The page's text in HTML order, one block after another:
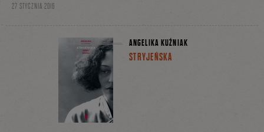
27 STYCZNIA 2016
ANGELIKA KUŹNIAK
STRYJEŃSKA